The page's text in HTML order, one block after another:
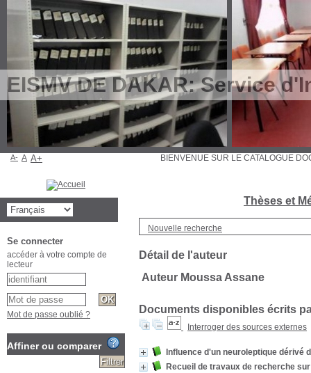
EISMV DE DAKAR: Service
Thèses et
Nouvelle recherche
Détail de l'auteur
Auteur Moussa Assane
Documents disponibles écrits
Interroger des sources externes
Influence d'un neuroleptique dérivé
Recueil de travaux de recherche
BIENVENUE SUR LE
A- A A+
Se connecter
accéder à votre compte de
lecteur
Mot de passe oublié ?
Affiner ou comparer